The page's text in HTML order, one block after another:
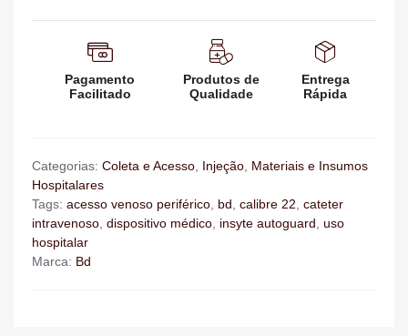
Pagamento
Facilitado
Produtos de
Qualidade
Entrega
Rápida
Categorias: Coleta e Acesso, Injeção, Materiais e Insumos
Hospitalares
Tags: acesso venoso periférico, bd, calibre 22, cateter
intravenoso, dispositivo médico, insyte autoguard, uso
hospitalar
Marca: Bd